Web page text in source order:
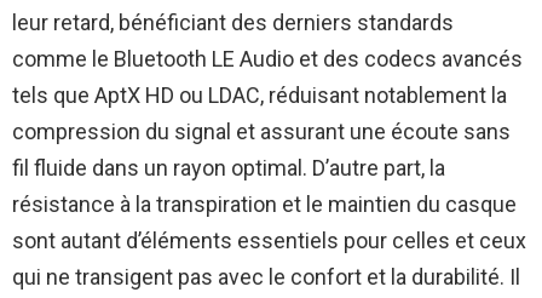
leur retard, bénéficiant des derniers standards
comme le Bluetooth LE Audio et des codecs avancés
tels que AptX HD ou LDAC, réduisant notablement la
compression du signal et assurant une écoute sans
fil fluide dans un rayon optimal. D’autre part, la
résistance à la transpiration et le maintien du casque
sont autant d’éléments essentiels pour celles et ceux
qui ne transigent pas avec le confort et la durabilité. Il